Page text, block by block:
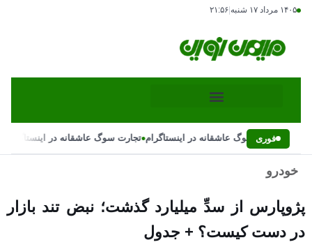
۱۴۰۵ مرداد ۱۷ شنبه ۲۱:۵۶
فوری
تجارت سوگ عاشقانه در اینستاگرام•تجارت سوگ عاشقانه در اینستاگرام
خودرو
پژوپارس از سدِّ میلیارد گذشت؛ نبض تند بازار
در دست کیست؟ + جدول